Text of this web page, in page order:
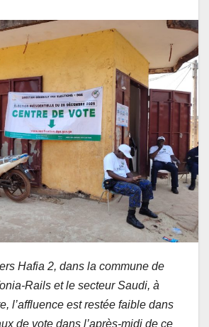
Hafia 2, dans la commune de
Rails et le secteur Saudi, à
l’affluence est restée faible dans
de vote dans l’après-midi de ce